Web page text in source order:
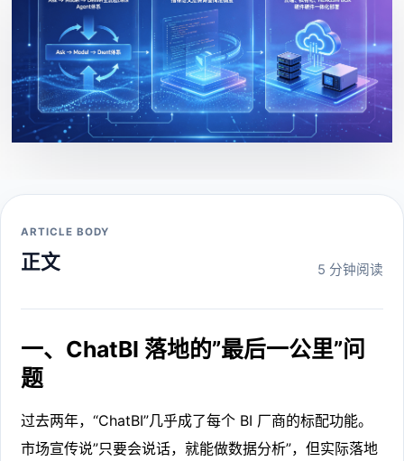
ARTICLE BODY
正文 5 分钟阅读
一、ChatBI 落地的”最后一公里”问
题
过去两年，“ChatBI”几乎成了每个 BI 厂商的标配功能。
市场宣传说”只要会说话，就能做数据分析”，但实际落地